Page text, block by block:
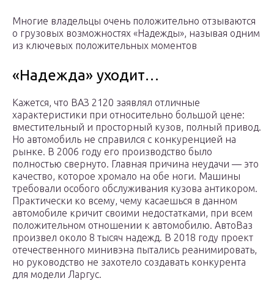
Многие владельцы очень положительно отзываются
о грузовых возможностях «Надежды», называя одним
из ключевых положительных моментов
«Надежда» уходит…
Кажется, что ВАЗ 2120 заявлял отличные
характеристики при относительно большой цене:
вместительный и просторный кузов, полный привод.
Но автомобиль не справился с конкуренцией на
рынке. В 2006 году его производство было
полностью свернуто. Главная причина неудачи — это
качество, которое хромало на обе ноги. Машины
требовали особого обслуживания кузова антикором.
Практически ко всему, чему касаешься в данном
автомобиле кричит своими недостатками, при всем
положительном отношении к автомобилю. АвтоВаз
произвел около 8 тысяч надежд. В 2018 году проект
отечественного минивэна пытались реанимировать,
но руководство не захотело создавать конкурента
для модели Ларгус.